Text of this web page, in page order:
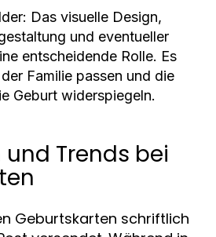
Das visuelle Design,
und eventueller
entscheidende Rolle. Es
Familie passen und die
Geburt widerspiegeln.
Trends bei
Geburtskarten schriftlich